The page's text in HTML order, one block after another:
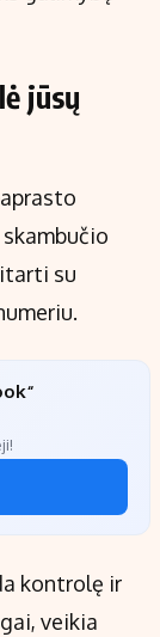
jūsų
su
kontrolę ir
veikia